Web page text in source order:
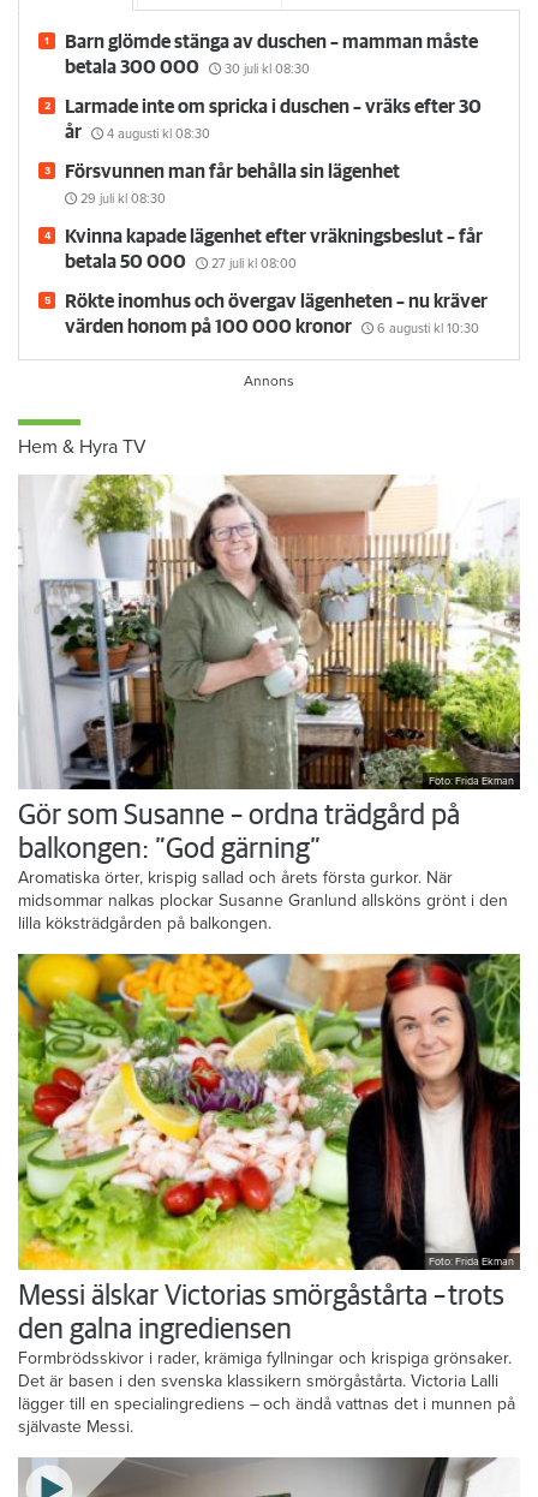
Barn glömde stänga av duschen – mamman måste
betala 300 000
30 juli kl 08:30
Larmade inte om spricka i duschen – vräks efter 30
år
4 augusti kl 08:30
Försvunnen man får behålla sin lägenhet
29 juli kl 08:30
Kvinna kapade lägenhet efter vräkningsbeslut – får
betala 50 000
27 juli kl 08:00
Rökte inomhus och övergav lägenheten – nu kräver
värden honom på 100 000 kronor
6 augusti kl 10:30
Hem & Hyra TV
Foto: Frida Ekman
Gör som Susanne – ordna trädgård på
balkongen: ”God gärning”
Aromatiska örter, krispig sallad och årets första gurkor. När
midsommar nalkas plockar Susanne Granlund allsköns grönt i den
lilla köksträdgården på balkongen.
Foto: Frida Ekman
Messi älskar Victorias smörgåstårta – trots
den galna ingrediensen
Formbrödsskivor i rader, krämiga fyllningar och krispiga grönsaker.
Det är basen i den svenska klassikern smörgåstårta. Victoria Lalli
lägger till en specialingrediens – och ändå vattnas det i munnen på
självaste Messi.